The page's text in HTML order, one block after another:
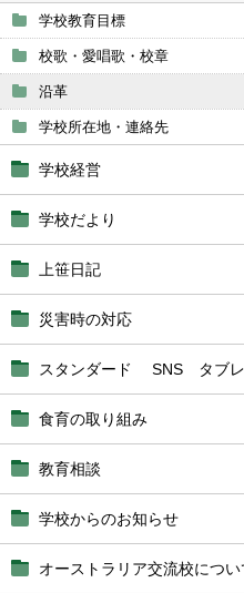
学校教育目標
校歌・愛唱歌・校章
沿革
学校所在地・連絡先
学校経営
学校だより
上笹日記
災害時の対応
スタンダード SNS タブレ
食育の取り組み
教育相談
学校からのお知らせ
オーストラリア交流校につい